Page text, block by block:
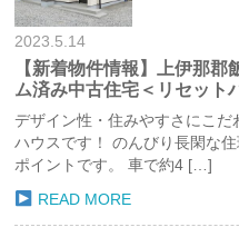
2023.5.14
【新着物件情報】上伊那
ム済み中古住宅＜リセット
デザイン性・住みやすさにこだ
ハウスです！ のんびり長閑な
ポイントです。 車で約4 […]
READ MORE